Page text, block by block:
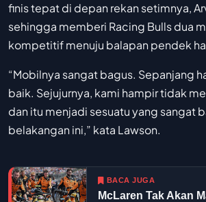
finis tepat di depan rekan setimnya,
sehingga memberi Racing Bulls dua
kompetitif menuju balapan pendek
“Mobilnya sangat bagus. Sepanjang
baik. Sejujurnya, kami hampir tidak
dan itu menjadi sesuatu yang sangat
belakangan ini,” kata Lawson.
BACA JUGA
McLaren Tak Akan